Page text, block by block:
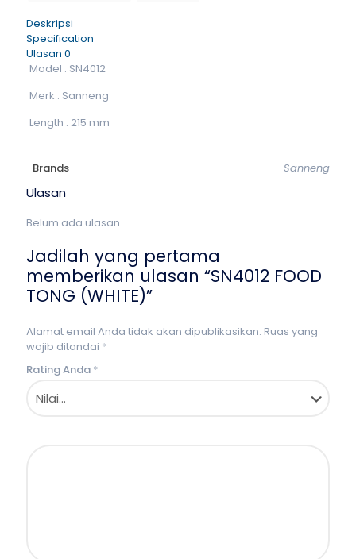
Deskripsi
Specification
Ulasan 0
Model : SN4012
Merk : Sanneng
Length : 215 mm
Brands Sanneng
Ulasan
Belum ada ulasan.
Jadilah yang pertama
memberikan ulasan “SN4012 FOOD
TONG (WHITE)”
Alamat email Anda tidak akan dipublikasikan. Ruas yang
wajib ditandai *
Rating Anda *